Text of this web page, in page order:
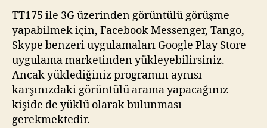
TT175 ile 3G üzerinden görüntülü görüşme
yapabilmek için, Facebook Messenger, Tango,
Skype benzeri uygulamaları Google Play Store
uygulama marketinden yükleyebilirsiniz.
Ancak yüklediğiniz programın aynısı
karşınızdaki görüntülü arama yapacağınız
kişide de yüklü olarak bulunması
gerekmektedir.